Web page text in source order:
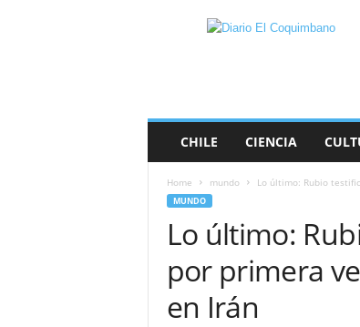
CHILE CIENCIA
Home mundo Lo último: Rubio
MUNDO
Lo último:
por primera
en Irán